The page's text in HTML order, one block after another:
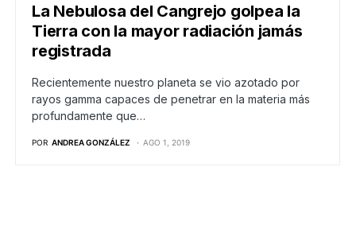
La Nebulosa del Cangrejo golpea la
Tierra con la mayor radiación jamás
registrada
Recientemente nuestro planeta se vio azotado por
rayos gamma capaces de penetrar en la materia más
profundamente que…
POR ANDREA GONZÁLEZ AGO 1, 2019